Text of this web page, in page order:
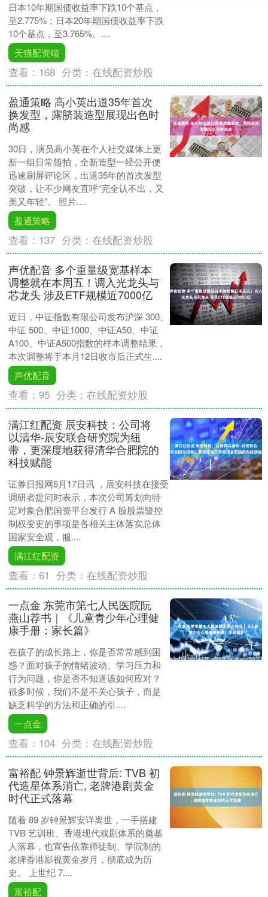
日本10年期国债收益率下跌10个基点，
至2.775%；日本20年期国债收益率下跌
10个基点，至3.765%。....
天猫配资端
查看： 168 分类：在线配资炒股
盈通策略 高小英出道35年首次
换发型，露脐装造型展现出色时
尚感
30日，演员高小英在个人社交媒体上更
新一组日常随拍，全新造型一经公开便
迅速刷屏评论区，出道35年的首次发型
突破，让不少网友直呼“完全认不出，又
美又年轻”。 照片....
盈通策略
查看： 137 分类：在线配资炒股
声优配音 多个重量级宽基样本
调整就在本周五！调入光龙头与
芯龙头 涉及ETF规模近7000亿
近日，中证指数有限公司发布沪深 300、
中证 500、中证1000、中证A50、中证
A100、中证A500指数的样本调整结果，
本次调整将于本月12日收市后正式生....
声优配音
查看：95 分类：在线配资炒股
满江红配资 辰安科技：公司将
以清华-辰安联合研究院为纽
带，更深度地获得清华合肥院的
科技赋能
证券日报网5月17日讯 ，辰安科技在接受
调研者提问时表示，本次公司筹划向特
定对象合肥国资平台发行 A 股股票暨控
制权变更的事项是各相关主体落实总体
国家安全观，服....
满江红配资
查看：61 分类：在线配资炒股
一点金 东莞市第七人民医院阮
燕山荐书｜《儿童青少年心理健
康手册：家长篇》
在孩子的成长路上，你是否常常感到困
惑？面对孩子的情绪波动、学习压力和
行为问题，你是否不知道该如何应对？
很多时候，我们不是不关心孩子，而是
缺乏科学的方法和正确的引....
一点金
查看： 104 分类：在线配资炒股
富裕配 钟景辉逝世背后: TVB 初
代造星体系消亡, 老牌港剧黄金
时代正式落幕
随着 89 岁钟景辉安详离世，一手搭建
TVB 艺训班、香港现代戏剧体系的奠基
人落幕，也宣告依靠师徒制、学院制的
老牌香港影视黄金岁月，彻底成为历
史。 上世纪 7....
富裕配